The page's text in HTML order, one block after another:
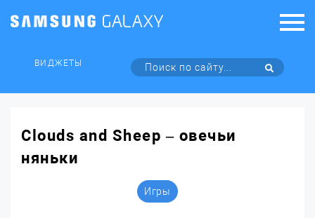
ВИДЖЕТЫ
Clouds and Sheep – овечьи
няньки
Игры